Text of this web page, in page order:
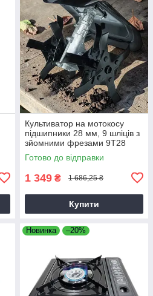
Культиватор на мотокосу
підшипники 28 мм, 9 шліців з
зйомними фрезами 9T28
Готово до відправки
1 349 ₴ 1 686,25 ₴
Купити
Новинка –20%